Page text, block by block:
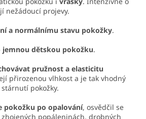
nežádoucí projevy.
a normálnímu stavu pokožky.
jemnou dětskou pokožku.
pružnost a elasticitu
přirozenou vlhkost a je tak vhodný
pokožky.
pokožku po opalování, osvědčil se
popáleninách, drobných